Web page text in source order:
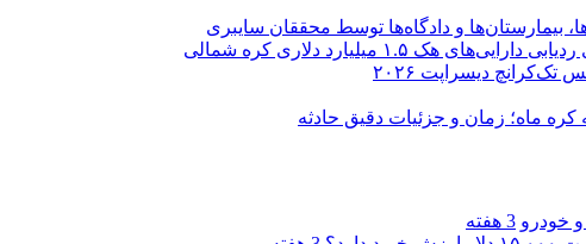
بیمارستان‌ها و دادگاه‌ها توسط محققان سایبری
۱.۵ میلیارد دلاری کره شمالی
خودرو 3 هفته